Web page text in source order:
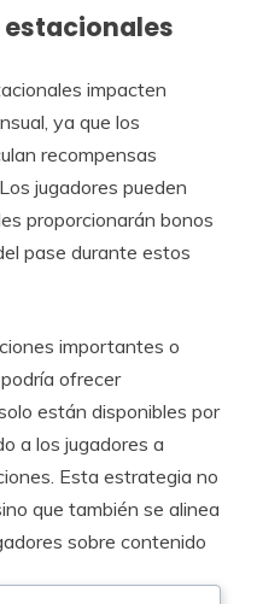
impacten
ya que los
recompensas
jugadores pueden
proporcionarán bonos
pase durante estos
importantes o
ofrecer
están disponibles por
a los jugadores a
Esta estrategia no
que también se alinea
sobre contenido